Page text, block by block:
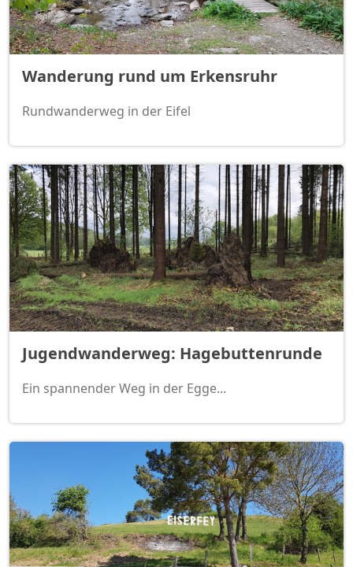
Wanderung rund um Erkensruhr
Rundwanderweg in der Eifel
Jugendwanderweg: Hagebuttenrunde
Ein spannender Weg in der Egge...